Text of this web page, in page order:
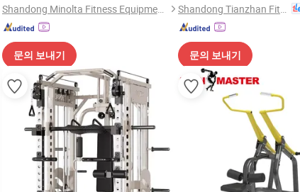
Shandong Minolta Fitness Equipment Co., Ltd
문의 보내기 문의 보내기